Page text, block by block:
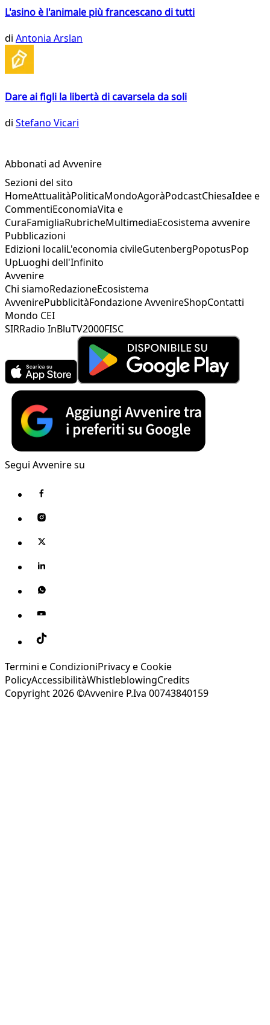
L'asino è l'animale più francescano di tutti
di Antonia Arslan
Dare ai figli la libertà di cavarsela da soli
di Stefano Vicari
Abbonati ad Avvenire
Sezioni del sito
HomeAttualitàPoliticaMondoAgoràPodcastChiesaIdee e
CommentiEconomiaVita e
CuraFamigliaRubricheMultimediaEcosistema avvenire
Pubblicazioni
Edizioni localiL'economia civileGutenbergPopotusPop
UpLuoghi dell'Infinito
Avvenire
Chi siamoRedazioneEcosistema
AvvenirePubblicitàFondazione AvvenireShopContatti
Mondo CEI
SIRRadio InBluTV2000FISC
Segui Avvenire su
Termini e CondizioniPrivacy e Cookie
PolicyAccessibilitàWhistleblowingCredits
Copyright 2026 ©Avvenire P.Iva 00743840159